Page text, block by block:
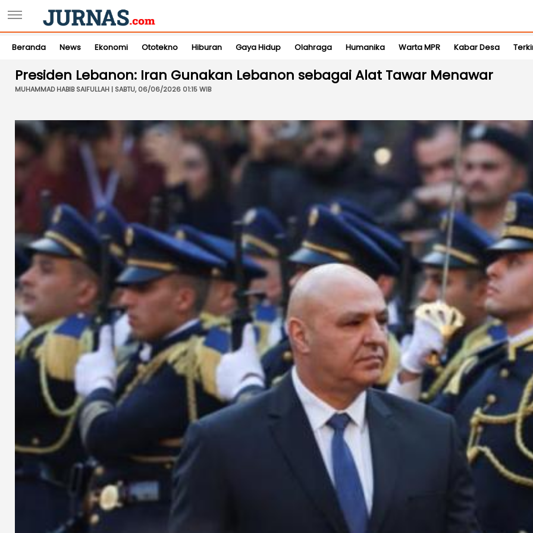
Beranda News Ekonomi Ototekno Hiburan Gaya Hidup Olahraga Humanika Warta MPR Kabar Desa
Presiden Lebanon: Iran Gunakan Lebanon sebagai Alat Tawar Menawar
MUHAMMAD HABIB SAIFULLAH | SABTU, 06/06/2026 01:15 WIB